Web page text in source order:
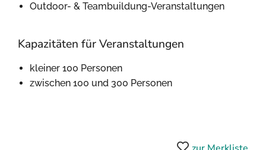
Outdoor- & Teambuildung-Veranstaltungen
Kapazitäten für Veranstaltungen
kleiner 100 Personen
zwischen 100 und 300 Personen